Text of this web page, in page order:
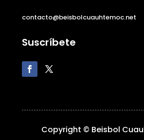
contacto@beisbolcuauhtemoc.net
Suscríbete
Copyright © Beisbol